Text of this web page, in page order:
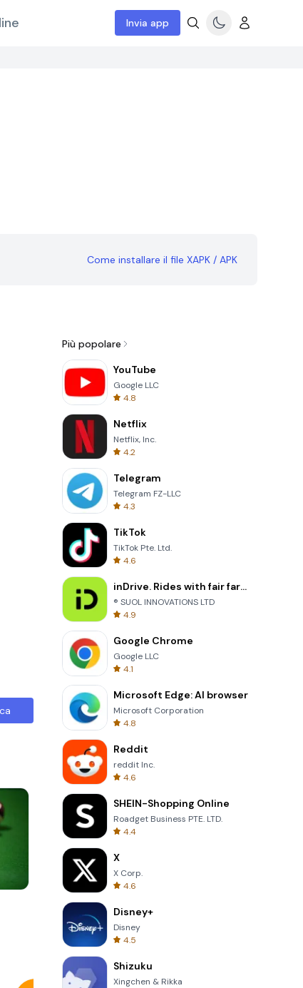
Invia app
Come installare il file XAPK / APK
Più popolare
YouTube
Google LLC
4.8
Netflix
Netflix, Inc.
4.2
Telegram
Telegram FZ-LLC
4.3
TikTok
TikTok Pte. Ltd.
4.6
inDrive. Rides with fair fares
® SUOL INNOVATIONS LTD
4.9
Google Chrome
Google LLC
4.1
Microsoft Edge: AI browser
Microsoft Corporation
4.8
Reddit
reddit Inc.
4.6
SHEIN-Shopping Online
Roadget Business PTE. LTD.
4.4
X
X Corp.
4.6
Disney+
Disney
4.5
Shizuku
Xingchen & Rikka